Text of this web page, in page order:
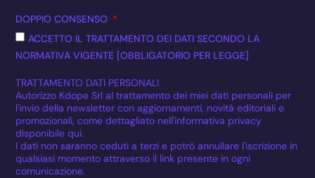
DOPPIO CONSENSO
ACCETTO IL TRATTAMENTO DEI DATI SECONDO LA
NORMATIVA VIGENTE [OBBLIGATORIO PER LEGGE]
TRATTAMENTO DATI PERSONALI
Autorizzo Kdope Srl al trattamento dei miei dati personali per
l'invio della newsletter con aggiornamenti, novità editoriali e
promozionali, come dettagliato nell'informativa privacy
disponibile qui.
I dati non saranno ceduti a terzi e potrò annullare l'iscrizione in
qualsiasi momento attraverso il link presente in ogni
comunicazione.